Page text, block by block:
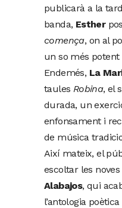
publicarà a la
banda, Esther
comença, on al
un so més potent
Endemés, La
taules Robina, el
durada, un
enfonsament i
de música
Així mateix, el
escoltar les
Alabajos, qui
l’antologia